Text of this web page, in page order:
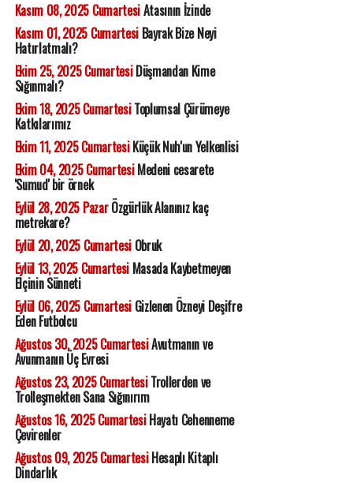
Kasım 08, 2025 CumartesiAtasının İzinde
Kasım 01, 2025 CumartesiBayrak Bize Neyi
Hatırlatmalı?
Ekim 25, 2025 CumartesiDüşmandan Kime
Sığınmalı?
Ekim 18, 2025 CumartesiToplumsal Çürümeye
Katkılarımız
Ekim 11, 2025 CumartesiKüçük Nuh'un Yelkenlisi
Ekim 04, 2025 CumartesiMedeni cesarete
'Sumud' bir örnek
Eylül 28, 2025 PazarÖzgürlük Alanınız kaç
metrekare?
Eylül 20, 2025 CumartesiObruk
Eylül 13, 2025 CumartesiMasada Kaybetmeyen
Elçinin Sünneti
Eylül 06, 2025 CumartesiGizlenen Özneyi Deşifre
Eden Futbolcu
Ağustos 30, 2025 CumartesiAvutmanın ve
Avunmanın Üç Evresi
Ağustos 23, 2025 CumartesiTrollerden ve
Trolleşmekten Sana Sığınırım
Ağustos 16, 2025 CumartesiHayatı Cehenneme
Çevirenler
Ağustos 09, 2025 CumartesiHesaplı Kitaplı
Dindarlık